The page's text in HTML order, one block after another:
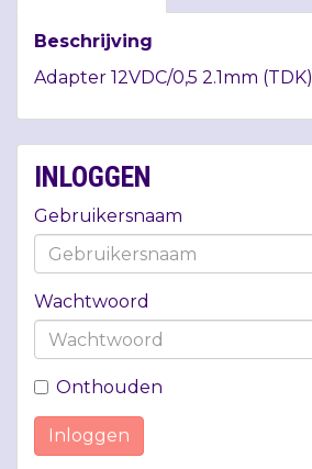
Beschrijving
Adapter 12VDC/0,5 2.1mm (TDK)
INLOGGEN
Gebruikersnaam
Wachtwoord
Onthouden
Inloggen